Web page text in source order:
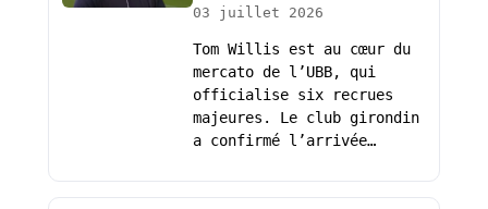
03 juillet 2026
Tom Willis est au cœur du
mercato de l’UBB, qui
officialise six recrues
majeures. Le club girondin
a confirmé l’arrivée…